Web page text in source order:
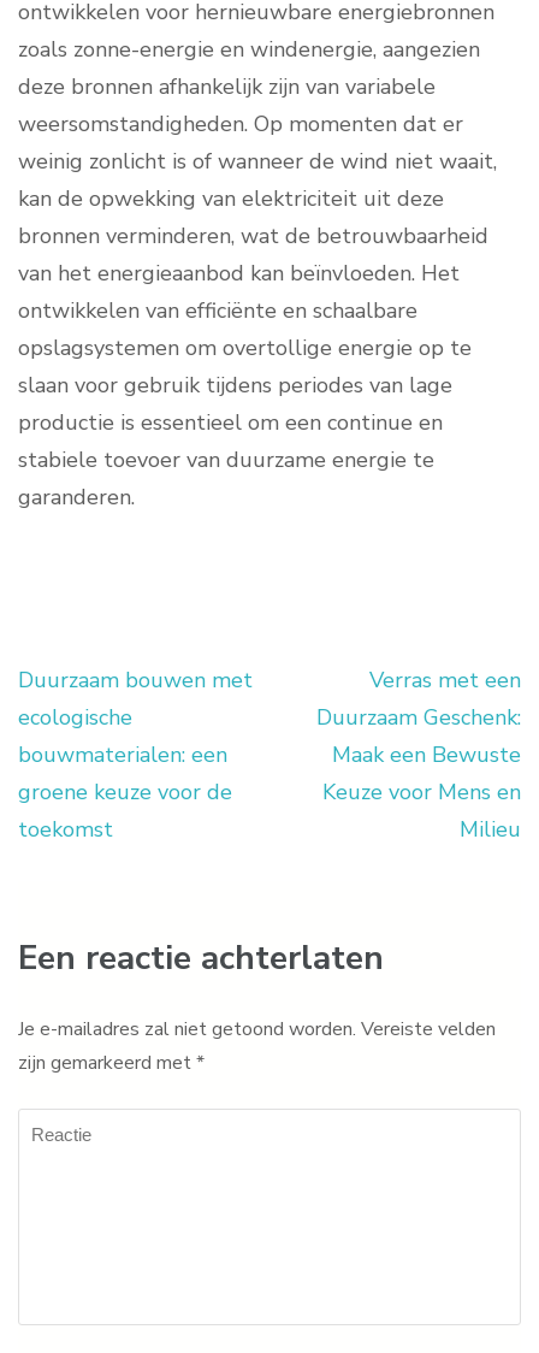
ontwikkelen voor hernieuwbare energiebronnen
zoals zonne-energie en windenergie, aangezien
deze bronnen afhankelijk zijn van variabele
weersomstandigheden. Op momenten dat er
weinig zonlicht is of wanneer de wind niet waait,
kan de opwekking van elektriciteit uit deze
bronnen verminderen, wat de betrouwbaarheid
van het energieaanbod kan beïnvloeden. Het
ontwikkelen van efficiënte en schaalbare
opslagsystemen om overtollige energie op te
slaan voor gebruik tijdens periodes van lage
productie is essentieel om een continue en
stabiele toevoer van duurzame energie te
garanderen.
Berichtnavigatie
Duurzaam bouwen met
ecologische
bouwmaterialen: een
groene keuze voor de
toekomst
Verras met een
Duurzaam Geschenk:
Maak een Bewuste
Keuze voor Mens en
Milieu
Een reactie achterlaten
Je e-mailadres zal niet getoond worden. Vereiste velden
zijn gemarkeerd met*
Reactie